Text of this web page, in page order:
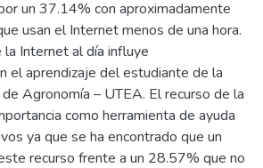
un 37.14% con aproximadamente
usan el Internet menos de una hora.
Internet al día influye
el aprendizaje del estudiante de la
Agronomía – UTEA. El recurso de la
como herramienta de ayuda
ya que se ha encontrado que un
recurso frente a un 28.57% que no